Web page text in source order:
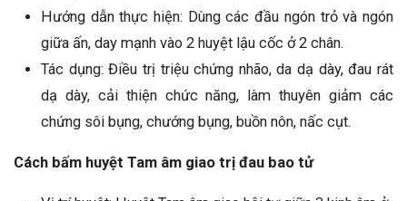
Hướng dẫn thực hiện: Dùng các đầu ngón trỏ và ngón
giữa ấn, day mạnh vào 2 huyệt lậu cốc ở 2 chân.
Tác dụng: Điều trị triệu chứng nhão, da dạ dày, đau rát
dạ dày, cải thiện chức năng, làm thuyên giảm các
chứng sôi bụng, chướng bụng, buồn nôn, nấc cụt.
Cách bấm huyệt Tam âm giao trị đau bao tử